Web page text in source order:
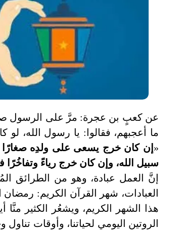
عن كعبٍ بن عجرة: مرَّ على الرسول
ما أعجبهم، فقالوا: يا رسول الله،
« إن كان خرج يسعى على ولدِه
سبيل الله، وإن كان خرج رياءً
إنَّ العمل عبادة، وهو من الطرائق
العبادات، شهر القرآن الكريم:
هذا الشهر الكريم، ويشعُر الكثير
الروتين اليومي لحياتنا، وأوقات